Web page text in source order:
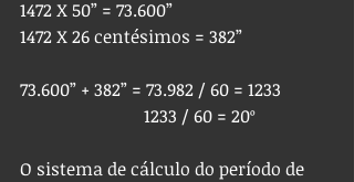
1472 X 50” = 73.600”
1472 X 26 centésimos = 382”
73.600” + 382” = 73.982 / 60 = 1233
                            1233 / 60 = 20º
O sistema de cálculo do período de